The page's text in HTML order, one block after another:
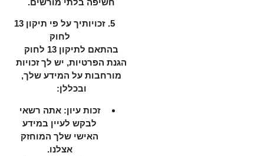
זכויותיך על פי תיקון 13
לחוק
בהתאם לתיקון 13 לחוק
הגנת הפרטיות, יש לך זכויות
מורחבות על המידע שלך,
ובכללן:
זכות עיון: אתה רשאי
לבקש לעיין במידע
האישי שלך המוחזק
אצלנו.